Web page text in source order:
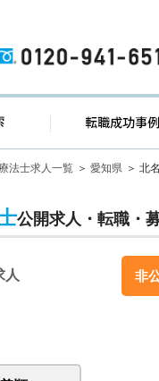
求人検索
法士求人一覧 愛知県 北
公開求人・転職・
人 非